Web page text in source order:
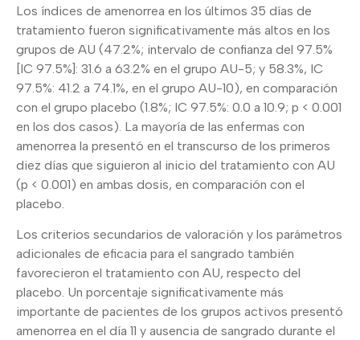
Los índices de amenorrea en los últimos 35 días de
tratamiento fueron significativamente más altos en los
grupos de AU (47.2%; intervalo de confianza del 97.5%
[IC 97.5%]: 31.6 a 63.2% en el grupo AU-5; y 58.3%, IC
97.5%: 41.2 a 74.1%, en el grupo AU-10), en comparación
con el grupo placebo (1.8%; IC 97.5%: 0.0 a 10.9; p < 0.001
en los dos casos). La mayoría de las enfermas con
amenorrea la presentó en el transcurso de los primeros
diez días que siguieron al inicio del tratamiento con AU
(p < 0.001) en ambas dosis, en comparación con el
placebo.
Los criterios secundarios de valoración y los parámetros
adicionales de eficacia para el sangrado también
favorecieron el tratamiento con AU, respecto del
placebo. Un porcentaje significativamente más
importante de pacientes de los grupos activos presentó
amenorrea en el día 11 y ausencia de sangrado durante el